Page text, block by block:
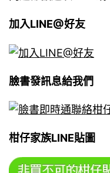
加入LINE@好友
臉書發訊息給我們
柑仔家族LINE貼圖